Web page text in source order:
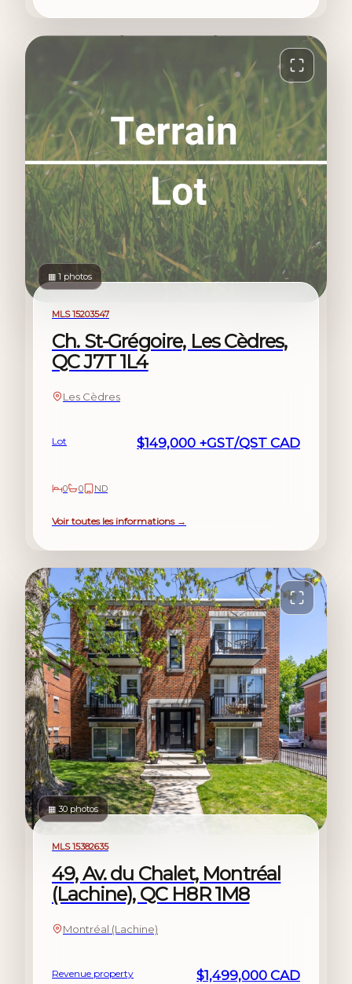
For sale
▦ 1 photos
MLS 15203547
Ch. St-Grégoire, Les Cèdres,
QC J7T 1L4
Les Cèdres
Lot $149,000 +GST/QST CAD
0 0 ND
Voir toutes les informations →
For sale
▦ 30 photos
MLS 15382635
49, Av. du Chalet, Montréal
(Lachine), QC H8R 1M8
Montréal (Lachine)
Revenue property $1,499,000 CAD